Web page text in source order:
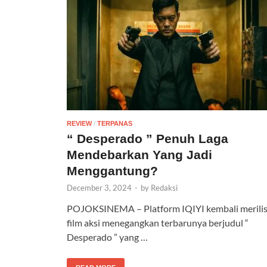
REVIEW/ TERPANAS
“ Desperado ” Penuh Laga
Mendebarkan Yang Jadi
Menggantung?
December 3, 2024 - by Redaksi
POJOKSINEMA – Platform IQIYI kembali merilis
film aksi menegangkan terbarunya berjudul “
Desperado ” yang …